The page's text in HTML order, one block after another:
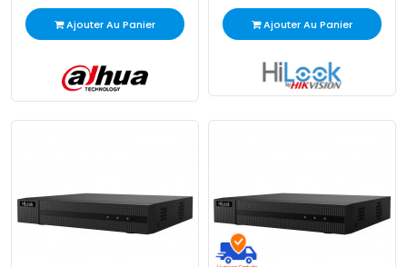
Ajouter Au Panier Ajouter Au Panier